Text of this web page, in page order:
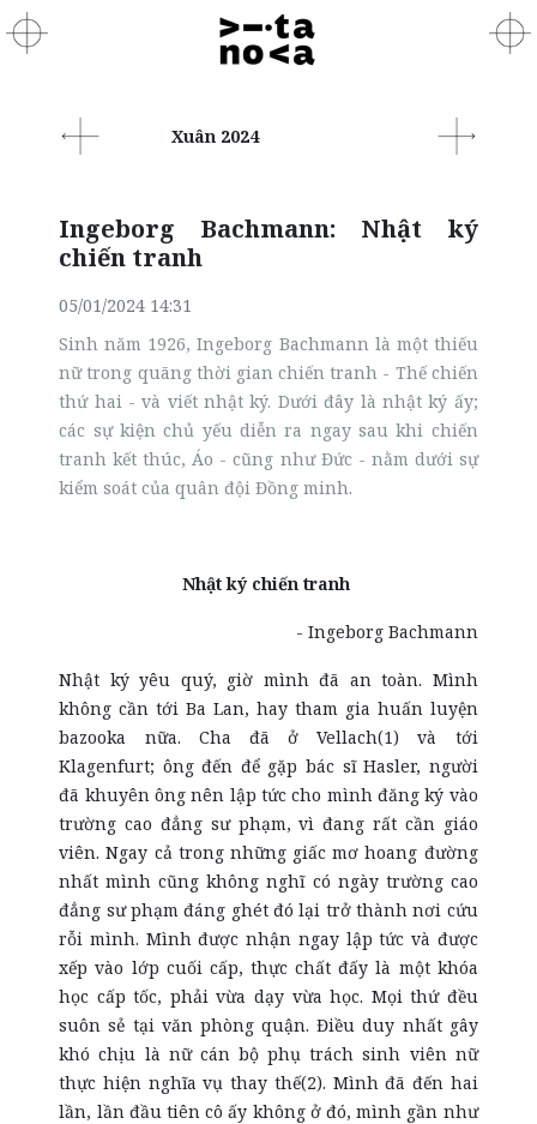
Xuân 2024
Ingeborg Bachmann: Nhật ký
chiến tranh
05/01/2024 14:31
Sinh năm 1926, Ingeborg Bachmann là một thiếu
nữ trong quãng thời gian chiến tranh - Thế chiến
thứ hai - và viết nhật ký. Dưới đây là nhật ký ấy;
các sự kiện chủ yếu diễn ra ngay sau khi chiến
tranh kết thúc, Áo - cũng như Đức - nằm dưới sự
kiểm soát của quân đội Đồng minh.
Nhật ký chiến tranh
- Ingeborg Bachmann
Nhật ký yêu quý, giờ mình đã an toàn. Mình
không cần tới Ba Lan, hay tham gia huấn luyện
bazooka nữa. Cha đã ở Vellach(1) và tới
Klagenfurt; ông đến để gặp bác sĩ Hasler, người
đã khuyên ông nên lập tức cho mình đăng ký vào
trường cao đẳng sư phạm, vì đang rất cần giáo
viên. Ngay cả trong những giấc mơ hoang đường
nhất mình cũng không nghĩ có ngày trường cao
đẳng sư phạm đáng ghét đó lại trở thành nơi cứu
rỗi mình. Mình được nhận ngay lập tức và được
xếp vào lớp cuối cấp, thực chất đấy là một khóa
học cấp tốc, phải vừa dạy vừa học. Mọi thứ đều
suôn sẻ tại văn phòng quận. Điều duy nhất gây
khó chịu là nữ cán bộ phụ trách sinh viên nữ
thực hiện nghĩa vụ thay thế(2). Mình đã đến hai
lần, lần đầu tiên cô ấy không ở đó, mình gần như